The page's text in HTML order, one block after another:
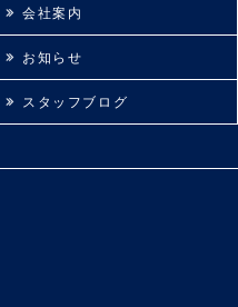
会社案内
お知らせ
スタッフブログ